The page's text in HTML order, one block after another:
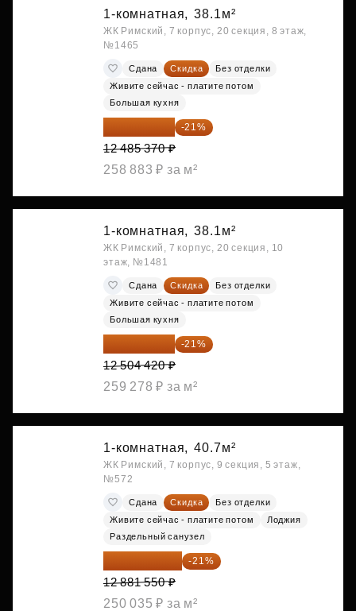
1-комнатная, 38.1м²
ЖК Римский, 7 корпус, 20 секция, 8 этаж,
№1465
Сдана Скидка
Без отделки
Живите сейчас - платите потом
Большая кухня
-21%
12 485 370 ₽
258 883 ₽ за м²
1-комнатная, 38.1м²
ЖК Римский, 7 корпус, 20 секция, 10
этаж, №1481
Сдана Скидка
Без отделки
Живите сейчас - платите потом
Большая кухня
-21%
12 504 420 ₽
259 278 ₽ за м²
1-комнатная, 40.7м²
ЖК Римский, 7 корпус, 9 секция, 5 этаж,
№572
Сдана Скидка
Без отделки
Живите сейчас - платите потом
Лоджия
Раздельный санузел
10 176 425 ₽ -21%
12 881 550 ₽
250 035 ₽ за м²